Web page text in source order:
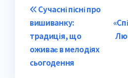
Post
navigation
Сучасні пісні про
вишиванку:
традиція, що
оживає в мелодіях
сьогодення